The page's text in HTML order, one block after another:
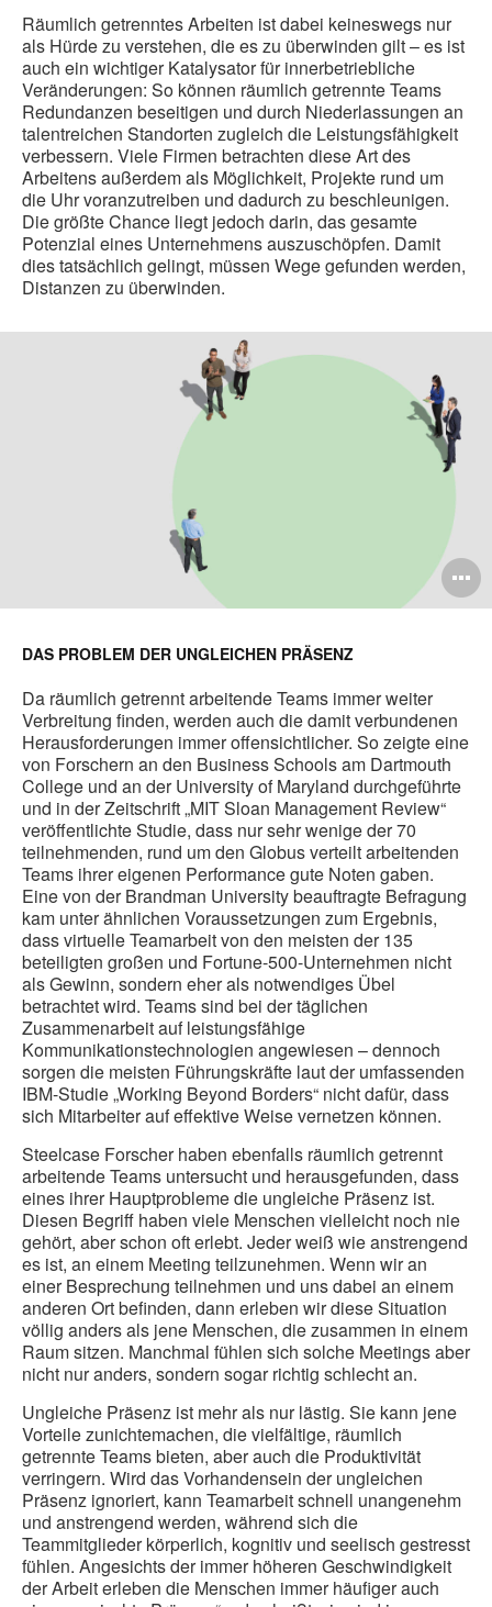
Räumlich getrenntes Arbeiten ist dabei keineswegs nur
als Hürde zu verstehen, die es zu überwinden gilt – es ist
auch ein wichtiger Katalysator für innerbetriebliche
Veränderungen: So können räumlich getrennte Teams
Redundanzen beseitigen und durch Niederlassungen an
talentreichen Standorten zugleich die Leistungsfähigkeit
verbessern. Viele Firmen betrachten diese Art des
Arbeitens außerdem als Möglichkeit, Projekte rund um
die Uhr voranzutreiben und dadurch zu beschleunigen.
Die größte Chance liegt jedoch darin, das gesamte
Potenzial eines Unternehmens auszuschöpfen. Damit
dies tatsächlich gelingt, müssen Wege gefunden werden,
Distanzen zu überwinden.
DAS PROBLEM DER UNGLEICHEN PRÄSENZ
Da räumlich getrennt arbeitende Teams immer weiter
Verbreitung finden, werden auch die damit verbundenen
Herausforderungen immer offensichtlicher. So zeigte eine
von Forschern an den Business Schools am Dartmouth
College und an der University of Maryland durchgeführte
und in der Zeitschrift „MIT Sloan Management Review“
veröffentlichte Studie, dass nur sehr wenige der 70
teilnehmenden, rund um den Globus verteilt arbeitenden
Teams ihrer eigenen Performance gute Noten gaben.
Eine von der Brandman University beauftragte Befragung
kam unter ähnlichen Voraussetzungen zum Ergebnis,
dass virtuelle Teamarbeit von den meisten der 135
beteiligten großen und Fortune-500-Unternehmen nicht
als Gewinn, sondern eher als notwendiges Übel
betrachtet wird. Teams sind bei der täglichen
Zusammenarbeit auf leistungsfähige
Kommunikationstechnologien angewiesen – dennoch
sorgen die meisten Führungskräfte laut der umfassenden
IBM-Studie „Working Beyond Borders“ nicht dafür, dass
sich Mitarbeiter auf effektive Weise vernetzen können.
Steelcase Forscher haben ebenfalls räumlich getrennt
arbeitende Teams untersucht und herausgefunden, dass
eines ihrer Hauptprobleme die ungleiche Präsenz ist.
Diesen Begriff haben viele Menschen vielleicht noch nie
gehört, aber schon oft erlebt. Jeder weiß wie anstrengend
es ist, an einem Meeting teilzunehmen. Wenn wir an
einer Besprechung teilnehmen und uns dabei an einem
anderen Ort befinden, dann erleben wir diese Situation
völlig anders als jene Menschen, die zusammen in einem
Raum sitzen. Manchmal fühlen sich solche Meetings aber
nicht nur anders, sondern sogar richtig schlecht an.
Ungleiche Präsenz ist mehr als nur lästig. Sie kann jene
Vorteile zunichtemachen, die vielfältige, räumlich
getrennte Teams bieten, aber auch die Produktivität
verringern. Wird das Vorhandensein der ungleichen
Präsenz ignoriert, kann Teamarbeit schnell unangenehm
und anstrengend werden, während sich die
Teammitglieder körperlich, kognitiv und seelisch gestresst
fühlen. Angesichts der immer höheren Geschwindigkeit
der Arbeit erleben die Menschen immer häufiger auch